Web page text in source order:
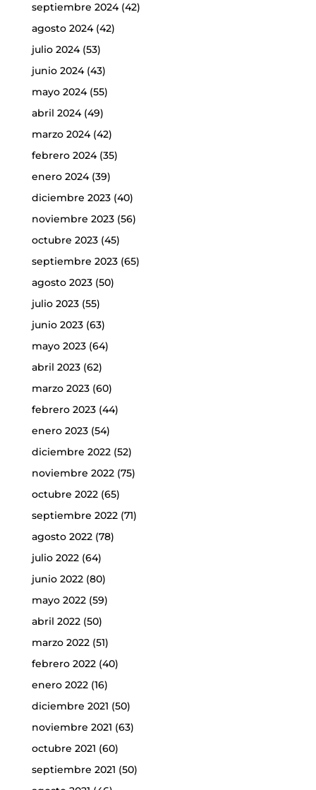
septiembre 2024(42)
agosto 2024(42)
julio 2024(53)
junio 2024(43)
mayo 2024(55)
abril 2024(49)
marzo 2024(42)
febrero 2024(35)
enero 2024(39)
diciembre 2023(40)
noviembre 2023(56)
octubre 2023(45)
septiembre 2023(65)
agosto 2023(50)
julio 2023(55)
junio 2023(63)
mayo 2023(64)
abril 2023(62)
marzo 2023(60)
febrero 2023(44)
enero 2023(54)
diciembre 2022(52)
noviembre 2022(75)
octubre 2022(65)
septiembre 2022(71)
agosto 2022(78)
julio 2022(64)
junio 2022(80)
mayo 2022(59)
abril 2022(50)
marzo 2022(51)
febrero 2022(40)
enero 2022(16)
diciembre 2021 (50)
noviembre 2021 (63)
octubre 2021 (60)
septiembre 2021 (50)